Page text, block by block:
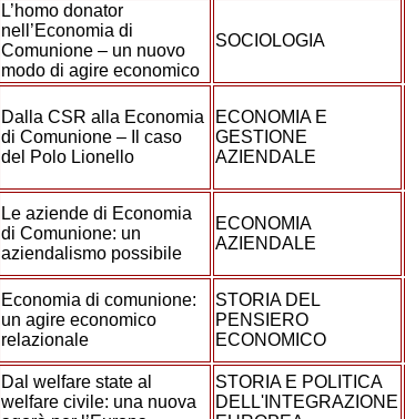
L’homo donator
nell’Economia di
Comunione – un nuovo
modo di agire economico
SOCIOLOGIA
Dalla CSR alla Economia
di Comunione – Il caso
del Polo Lionello
ECONOMIA E
GESTIONE
AZIENDALE
Le aziende di Economia
di Comunione: un
aziendalismo possibile
ECONOMIA
AZIENDALE
Economia di comunione:
un agire economico
relazionale
STORIA DEL
PENSIERO
ECONOMICO
Dal welfare state al
welfare civile: una nuova
STORIA E POLITICA
DELL'INTEGRAZIONE